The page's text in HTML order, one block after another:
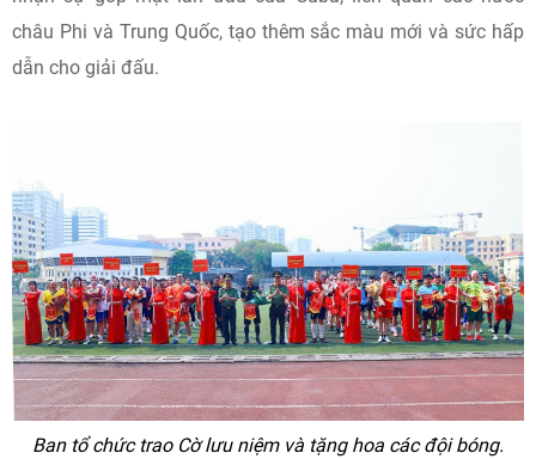
châu Phi và Trung Quốc, tạo thêm sắc màu mới và sức hấp
dẫn cho giải đấu.
Ban tổ chức trao Cờ lưu niệm và tặng hoa các đội bóng.